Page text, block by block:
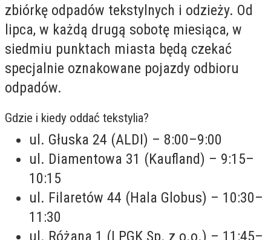
zbiórkę odpadów tekstylnych i odzieży. Od
lipca, w każdą drugą sobotę miesiąca, w
siedmiu punktach miasta będą czekać
specjalnie oznakowane pojazdy odbioru
odpadów.
Gdzie i kiedy oddać tekstylia?
ul. Głuska 24 (ALDI) – 8:00–9:00
ul. Diamentowa 31 (Kaufland) – 9:15–
10:15
ul. Filaretów 44 (Hala Globus) – 10:30–
11:30
ul. Różana 1 (LPGK Sp. z o.o.) – 11:45–